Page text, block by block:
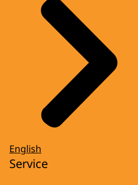
English
Service